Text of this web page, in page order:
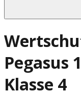
Pegasus
Klasse 4